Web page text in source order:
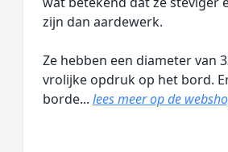
zijn dan aardewerk.
Ze hebben een diameter van
vrolijke opdruk op het bord.
borde... lees meer op de